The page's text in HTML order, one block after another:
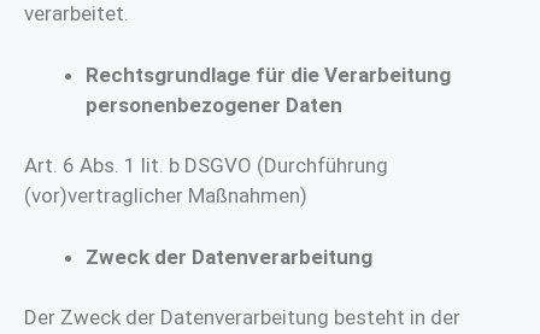
verarbeitet.
Rechtsgrundlage für die Verarbeitung
personenbezogener Daten
Art. 6 Abs. 1 lit. b DSGVO (Durchführung
(vor)vertraglicher Maßnahmen)
Zweck der Datenverarbeitung
Der Zweck der Datenverarbeitung besteht in der